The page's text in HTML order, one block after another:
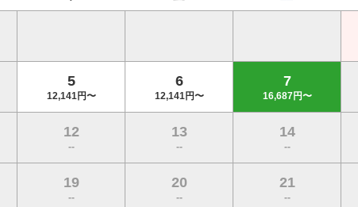
5
12,141円〜
6
12,141円〜
7
16,687円〜
12
--
13
--
14
--
19
--
20
--
21
--